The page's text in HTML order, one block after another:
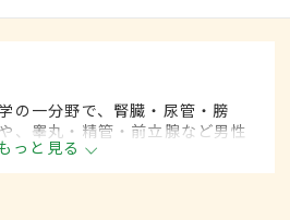
の一分野で、腎臓・尿管・膀
、睾丸・精管・前立腺など男性
門的に取り扱います。
っと見る